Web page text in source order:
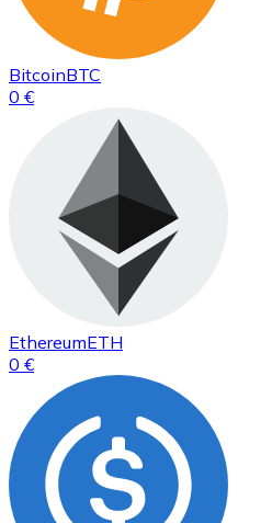
BitcoinBTC
0 €
EthereumETH
0 €